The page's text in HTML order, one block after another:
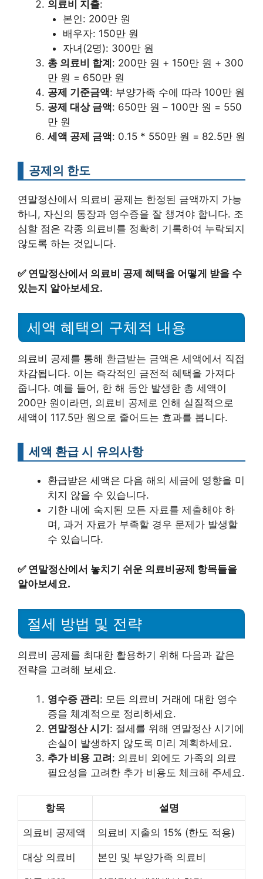
의료비 지출:
본인: 200만 원
배우자: 150만 원
자녀(2명): 300만 원
총 의료비 합계 : 200만 원 + 150만 원 + 300
만 원 = 650만 원
공제 기준금액: 부양가족 수에 따라 100만 원
공제 대상 금액: 650만 원 – 100만 원 = 550
만 원
세액 공제 금액: 0.15 * 550만 원 = 82.5만 원
공제의 한도
연말정산에서 의료비 공제는 한정된 금액까지 가능
하니, 자신의 통장과 영수증을 잘 챙겨야 합니다. 조
심할 점은 각종 의료비를 정확히 기록하여 누락되지
않도록 하는 것입니다.
✅ 연말정산에서 의료비 공제 혜택을 어떻게 받을 수
있는지 알아보세요.
세액 혜택의 구체적 내용
의료비 공제를 통해 환급받는 금액은 세액에서 직접
차감됩니다. 이는 즉각적인 금전적 혜택을 가져다
줍니다. 예를 들어, 한 해 동안 발생한 총 세액이
200만 원이라면, 의료비 공제로 인해 실질적으로
세액이 117.5만 원으로 줄어드는 효과를 봅니다.
세액 환급 시 유의사항
환급받은 세액은 다음 해의 세금에 영향을 미
치지 않을 수 있습니다.
기한 내에 숙지된 모든 자료를 제출해야 하
며, 과거 자료가 부족할 경우 문제가 발생할
수 있습니다.
✅ 연말정산에서 놓치기 쉬운 의료비공제 항목들을
알아보세요.
절세 방법 및 전략
의료비 공제를 최대한 활용하기 위해 다음과 같은
전략을 고려해 보세요.
영수증 관리 : 모든 의료비 거래에 대한 영수
증을 체계적으로 정리하세요.
연말정산 시기 : 절세를 위해 연말정산 시기에
손실이 발생하지 않도록 미리 계획하세요.
추가 비용 고려 : 의료비 외에도 가족의 의료
필요성을 고려한 추가 비용도 체크해 주세요.
항목 설명
의료비 공제액 의료비 지출의 15% (한도 적용)
대상 의료비 본인 및 부양가족 의료비